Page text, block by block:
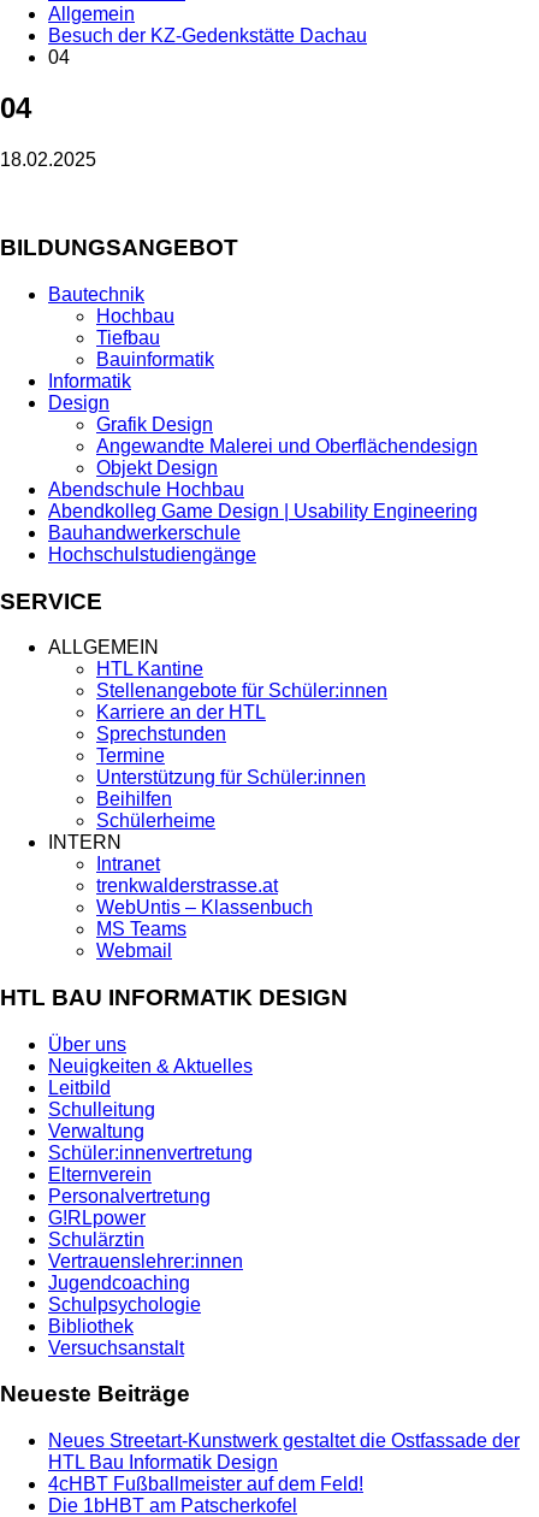
Allgemein
Besuch der KZ-Gedenkstätte Dachau
04
04
18.02.2025
BILDUNGSANGEBOT
Bautechnik
Hochbau
Tiefbau
Bauinformatik
Informatik
Design
Grafik Design
Angewandte Malerei und Oberflächendesign
Objekt Design
Abendschule Hochbau
Abendkolleg Game Design | Usability Engineering
Bauhandwerkerschule
Hochschulstudiengänge
SERVICE
ALLGEMEIN
HTL Kantine
Stellenangebote für Schüler:innen
Karriere an der HTL
Sprechstunden
Termine
Unterstützung für Schüler:innen
Beihilfen
Schülerheime
INTERN
Intranet
trenkwalderstrasse.at
WebUntis – Klassenbuch
MS Teams
Webmail
HTL BAU INFORMATIK DESIGN
Über uns
Neuigkeiten & Aktuelles
Leitbild
Schulleitung
Verwaltung
Schüler:innenvertretung
Elternverein
Personalvertretung
G!RLpower
Schulärztin
Vertrauenslehrer:innen
Jugendcoaching
Schulpsychologie
Bibliothek
Versuchsanstalt
Neueste Beiträge
Neues Streetart-Kunstwerk gestaltet die Ostfassade der
HTL Bau Informatik Design
4cHBT Fußballmeister auf dem Feld!
Die 1bHBT am Patscherkofel